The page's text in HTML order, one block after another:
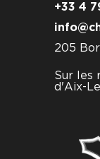
+33 4
205
Sur les
d'Aix-